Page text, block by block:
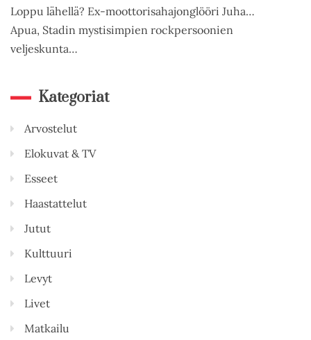
Loppu lähellä? Ex-moottorisahajonglööri Juha…
Apua, Stadin mystisimpien rockpersoonien
veljeskunta…
Kategoriat
Arvostelut
Elokuvat & TV
Esseet
Haastattelut
Jutut
Kulttuuri
Levyt
Livet
Matkailu